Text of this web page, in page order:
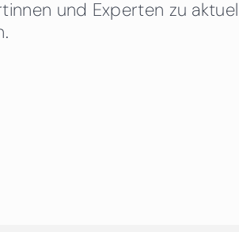
und Experten zu